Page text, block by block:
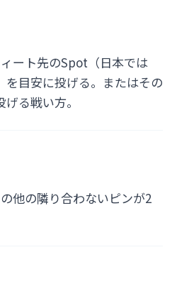
ート先のSpot（日本では
を目安に投げる。またはその
る戦い方。
他の隣り合わないピンが2